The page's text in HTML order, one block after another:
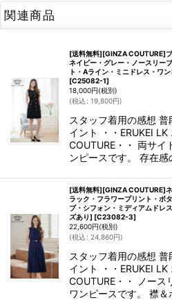
関連商品
[送料無料][GINZA COUTURE]
ネイビー・グレー・ノースリー
ト・Aライン・ミニドレス・ワ
[C25082-1]
18,000円(税別)
(税込 : 19,800円)
スタッフ着用の感想
イント ・・ERUKEI
COUTURE・・ 両サイ
ンピースです。 存在
[送料無料][GINZA COUTURE]
ラック・フラワープリント・ボ
ブ・シフォン・ミディアムドレ
ズあり] [C23082-3]
22,600円(税別)
(税込 : 24,860円)
スタッフ着用の感想
イント ・・ERUKEI
COUTURE・・ ノース
ワンピースです。 襟